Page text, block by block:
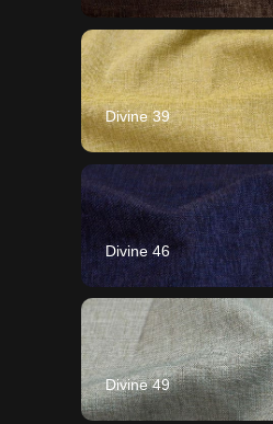
Divine 39
Divine 46
Divine 49